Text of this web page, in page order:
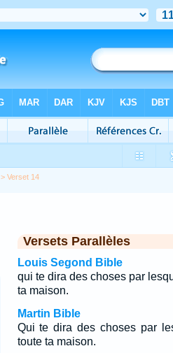
> Verset 14
Versets Parallèles
Louis Segond Bible
qui te dira des choses par
ta maison.
Martin Bible
Qui te dira des choses par
toute ta maison.